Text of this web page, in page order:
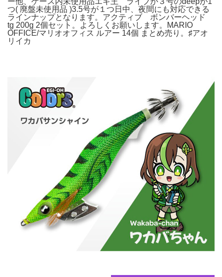
つ( 廃盤未使用品 )3.5号が１つ日中、夜間にも対応できる
ラインナップとなります。アクティブ ボンバーヘッド
tg 200g 2個セット。よろしくお願いします。MARIO
OFFICE/マリオオフィス ルアー 14個 まとめ売り。♯アオ
リイカ